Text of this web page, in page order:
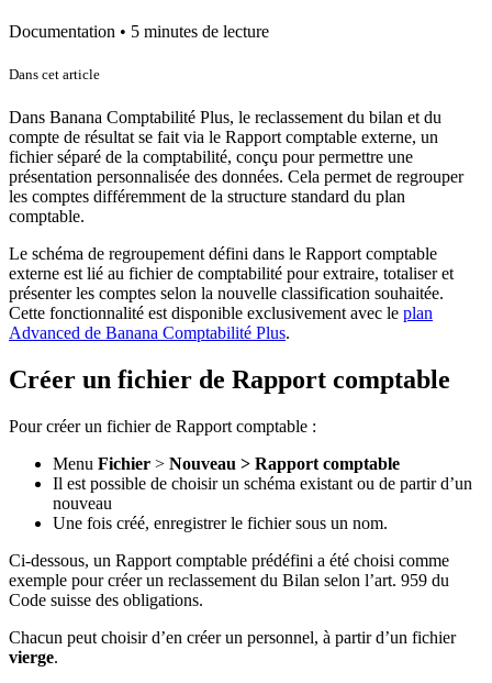
Documentation • 5 minutes de lecture
Dans cet article
Dans Banana Comptabilité Plus, le reclassement du bilan et du
compte de résultat se fait via le Rapport comptable externe, un
fichier séparé de la comptabilité, conçu pour permettre une
présentation personnalisée des données. Cela permet de regrouper
les comptes différemment de la structure standard du plan
comptable.
Le schéma de regroupement défini dans le Rapport comptable
externe est lié au fichier de comptabilité pour extraire, totaliser et
présenter les comptes selon la nouvelle classification souhaitée.
Cette fonctionnalité est disponible exclusivement avec le plan
Advanced de Banana Comptabilité Plus.
Créer un fichier de Rapport comptable
Pour créer un fichier de Rapport comptable :
Menu Fichier > Nouveau > Rapport comptable
Il est possible de choisir un schéma existant ou de partir d’un
nouveau
Une fois créé, enregistrer le fichier sous un nom.
Ci-dessous, un Rapport comptable prédéfini a été choisi comme
exemple pour créer un reclassement du Bilan selon l’art. 959 du
Code suisse des obligations.
Chacun peut choisir d’en créer un personnel, à partir d’un fichier
vierge.